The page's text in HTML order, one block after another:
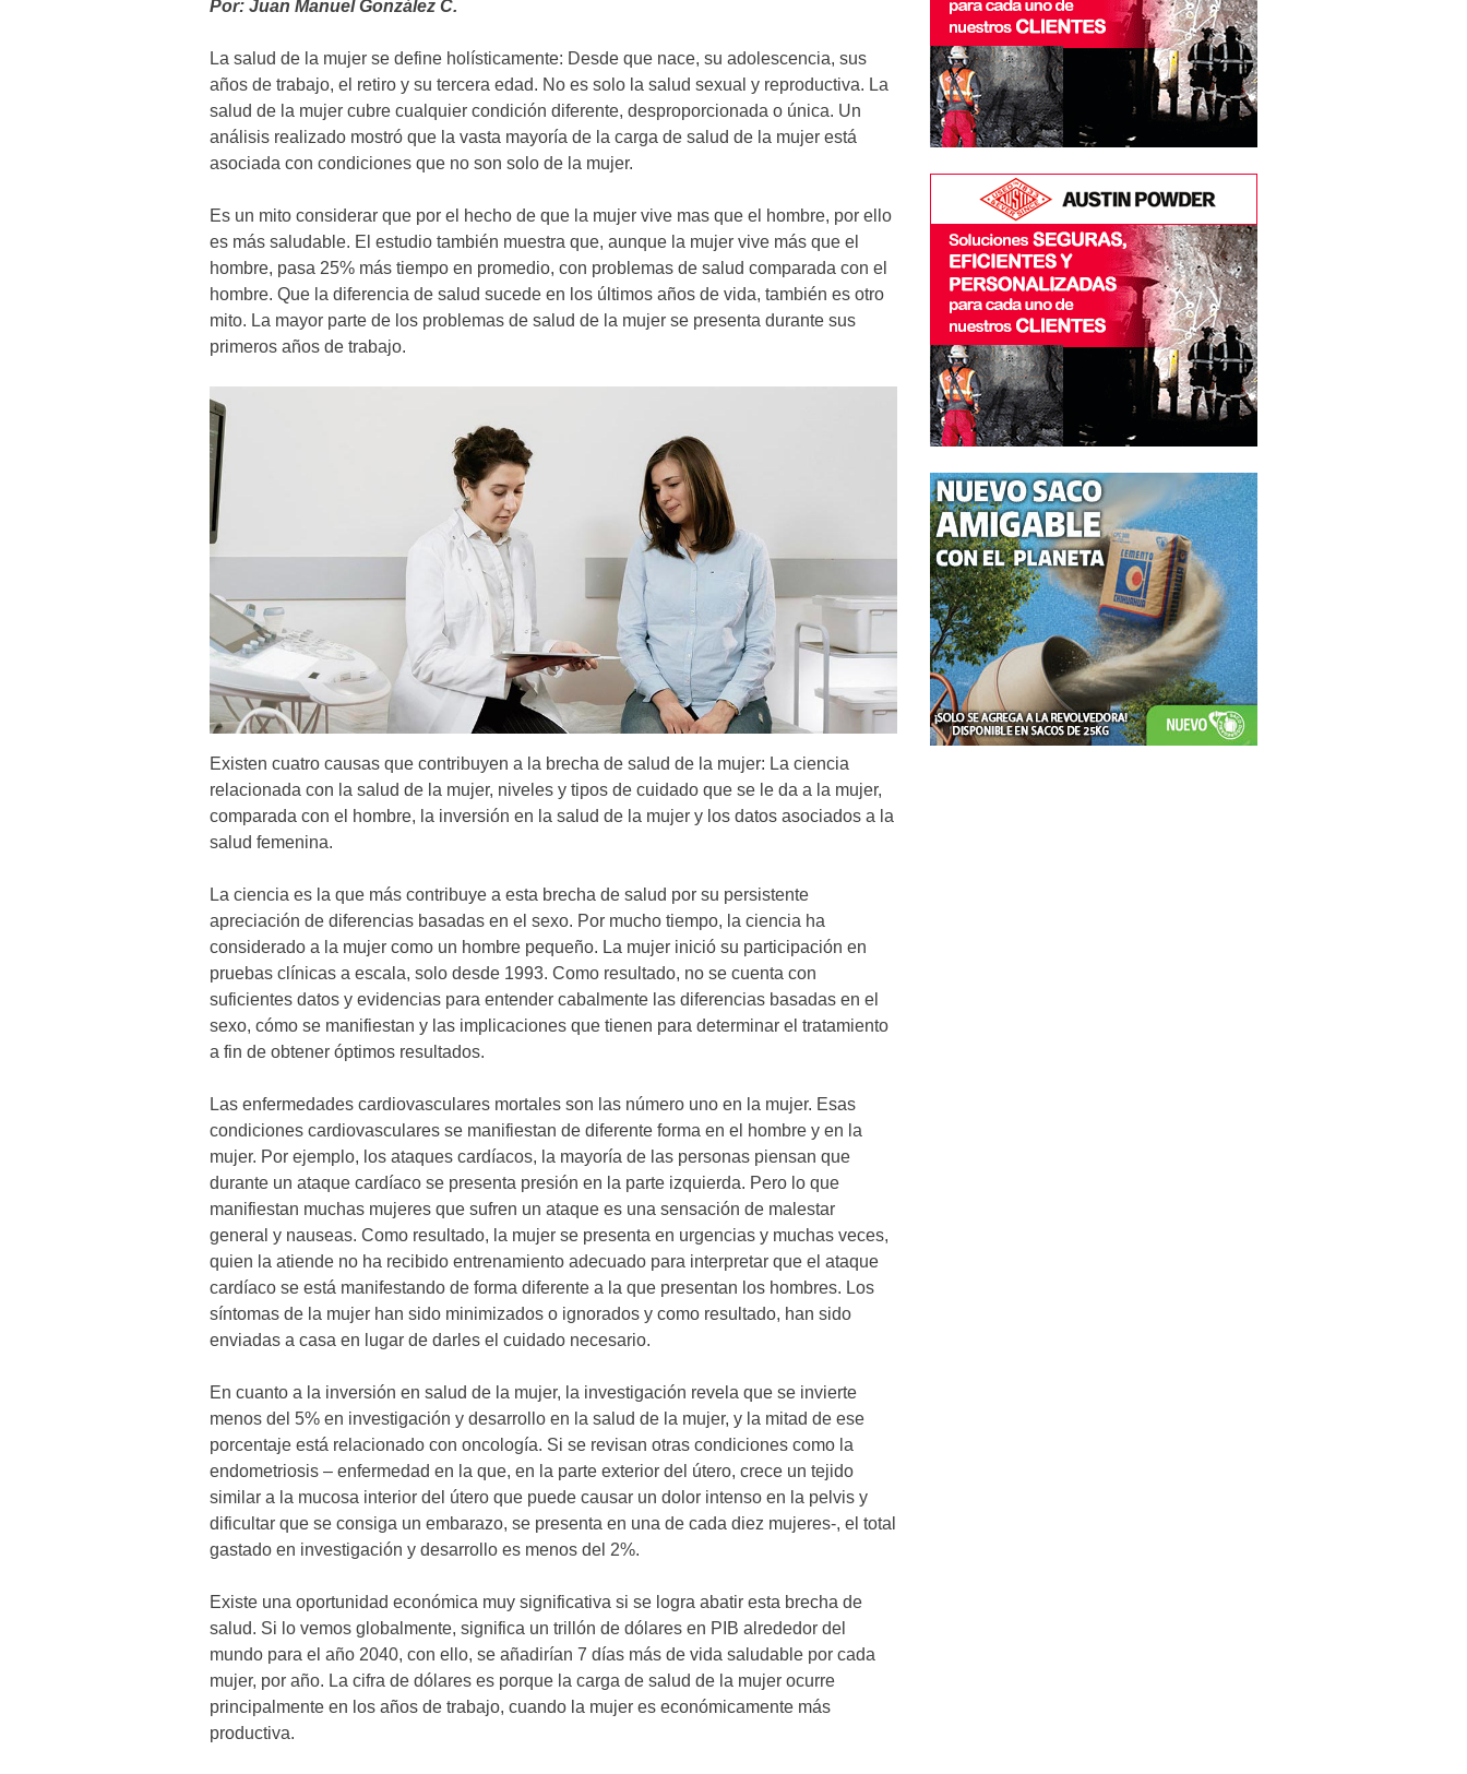
Por: Juan Manuel González C.
La salud de la mujer se define holísticamente: Desde que nace, su adolescencia, sus
años de trabajo, el retiro y su tercera edad. No es solo la salud sexual y reproductiva. La
salud de la mujer cubre cualquier condición diferente, desproporcionada o única. Un
análisis realizado mostró que la vasta mayoría de la carga de salud de la mujer está
asociada con condiciones que no son solo de la mujer.
Es un mito considerar que por el hecho de que la mujer vive mas que el hombre, por ello
es más saludable. El estudio también muestra que, aunque la mujer vive más que el
hombre, pasa 25% más tiempo en promedio, con problemas de salud comparada con el
hombre. Que la diferencia de salud sucede en los últimos años de vida, también es otro
mito. La mayor parte de los problemas de salud de la mujer se presenta durante sus
primeros años de trabajo.
Existen cuatro causas que contribuyen a la brecha de salud de la mujer: La ciencia
relacionada con la salud de la mujer, niveles y tipos de cuidado que se le da a la mujer,
comparada con el hombre, la inversión en la salud de la mujer y los datos asociados a la
salud femenina.
La ciencia es la que más contribuye a esta brecha de salud por su persistente
apreciación de diferencias basadas en el sexo. Por mucho tiempo, la ciencia ha
considerado a la mujer como un hombre pequeño. La mujer inició su participación en
pruebas clínicas a escala, solo desde 1993. Como resultado, no se cuenta con
suficientes datos y evidencias para entender cabalmente las diferencias basadas en el
sexo, cómo se manifiestan y las implicaciones que tienen para determinar el tratamiento
a fin de obtener óptimos resultados.
Las enfermedades cardiovasculares mortales son las número uno en la mujer. Esas
condiciones cardiovasculares se manifiestan de diferente forma en el hombre y en la
mujer. Por ejemplo, los ataques cardíacos, la mayoría de las personas piensan que
durante un ataque cardíaco se presenta presión en la parte izquierda. Pero lo que
manifiestan muchas mujeres que sufren un ataque es una sensación de malestar
general y nauseas. Como resultado, la mujer se presenta en urgencias y muchas veces,
quien la atiende no ha recibido entrenamiento adecuado para interpretar que el ataque
cardíaco se está manifestando de forma diferente a la que presentan los hombres. Los
síntomas de la mujer han sido minimizados o ignorados y como resultado, han sido
enviadas a casa en lugar de darles el cuidado necesario.
En cuanto a la inversión en salud de la mujer, la investigación revela que se invierte
menos del 5% en investigación y desarrollo en la salud de la mujer, y la mitad de ese
porcentaje está relacionado con oncología. Si se revisan otras condiciones como la
endometriosis – enfermedad en la que, en la parte exterior del útero, crece un tejido
similar a la mucosa interior del útero que puede causar un dolor intenso en la pelvis y
dificultar que se consiga un embarazo, se presenta en una de cada diez mujeres-, el total
gastado en investigación y desarrollo es menos del 2%.
Existe una oportunidad económica muy significativa si se logra abatir esta brecha de
salud. Si lo vemos globalmente, significa un trillón de dólares en PIB alrededor del
mundo para el año 2040, con ello, se añadirían 7 días más de vida saludable por cada
mujer, por año. La cifra de dólares es porque la carga de salud de la mujer ocurre
principalmente en los años de trabajo, cuando la mujer es económicamente más
productiva.